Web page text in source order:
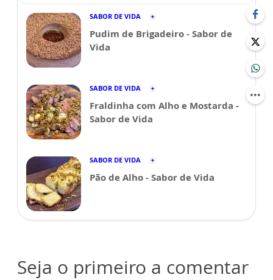
SABOR DE VIDA
Pudim de Brigadeiro - Sabor de
Vida
SABOR DE VIDA
Fraldinha com Alho e Mostarda -
Sabor de Vida
SABOR DE VIDA
Pão de Alho - Sabor de Vida
Seja o primeiro a comentar